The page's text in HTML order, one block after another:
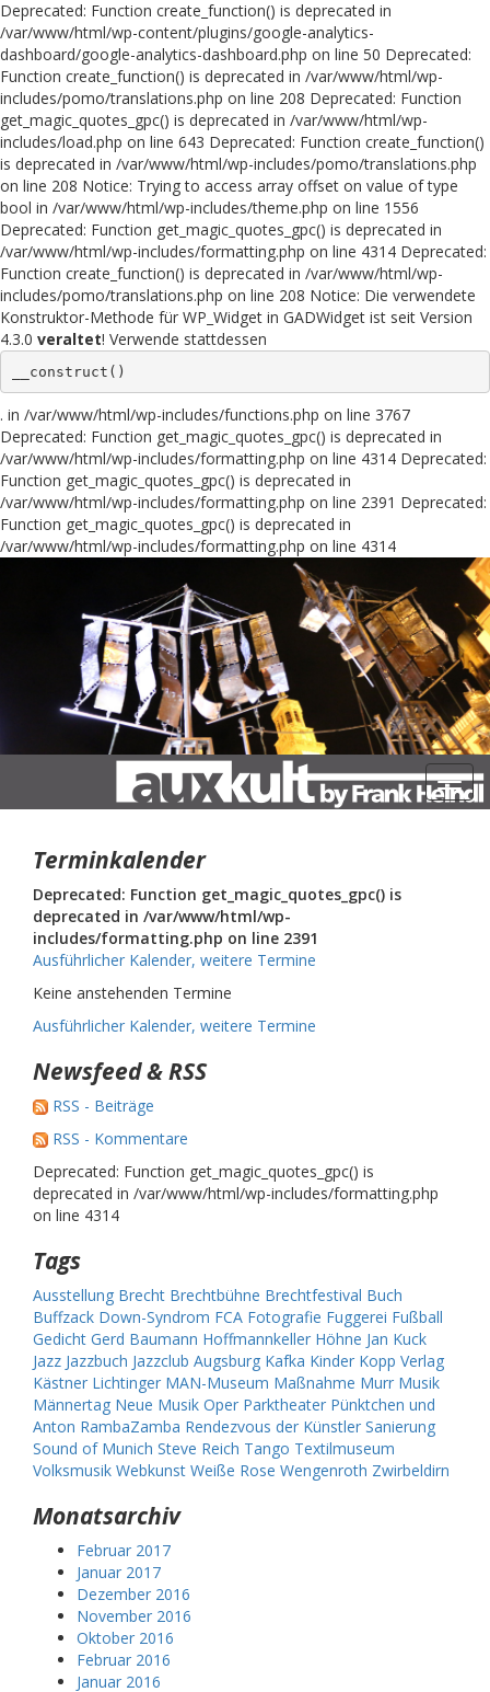
Deprecated: Function create_function() is deprecated in
/var/www/html/wp-content/plugins/google-analytics-
dashboard/google-analytics-dashboard.php on line 50 Deprecated:
Function create_function() is deprecated in /var/www/html/wp-
includes/pomo/translations.php on line 208 Deprecated: Function
get_magic_quotes_gpc() is deprecated in /var/www/html/wp-
includes/load.php on line 643 Deprecated: Function create_function()
is deprecated in /var/www/html/wp-includes/pomo/translations.php
on line 208 Notice: Trying to access array offset on value of type
bool in /var/www/html/wp-includes/theme.php on line 1556
Deprecated: Function get_magic_quotes_gpc() is deprecated in
/var/www/html/wp-includes/formatting.php on line 4314 Deprecated:
Function create_function() is deprecated in /var/www/html/wp-
includes/pomo/translations.php on line 208 Notice: Die verwendete
Konstruktor-Methode für WP_Widget in GADWidget ist seit Version
4.3.0 veraltet! Verwende stattdessen
__construct()
. in /var/www/html/wp-includes/functions.php on line 3767
Deprecated: Function get_magic_quotes_gpc() is deprecated in
/var/www/html/wp-includes/formatting.php on line 4314 Deprecated:
Function get_magic_quotes_gpc() is deprecated in
/var/www/html/wp-includes/formatting.php on line 2391 Deprecated:
Function get_magic_quotes_gpc() is deprecated in
/var/www/html/wp-includes/formatting.php on line 4314
Terminkalender
Deprecated: Function get_magic_quotes_gpc() is
deprecated in /var/www/html/wp-
includes/formatting.php on line 2391
Ausführlicher Kalender, weitere Termine
Keine anstehenden Termine
Ausführlicher Kalender, weitere Termine
Newsfeed & RSS
RSS - Beiträge
RSS - Kommentare
Deprecated: Function get_magic_quotes_gpc() is
deprecated in /var/www/html/wp-includes/formatting.php
on line 4314
Tags
Ausstellung Brecht Brechtbühne Brechtfestival Buch
Buffzack Down-Syndrom FCA Fotografie Fuggerei Fußball
Gedicht Gerd Baumann Hoffmannkeller Höhne Jan Kuck
Jazz Jazzbuch Jazzclub Augsburg Kafka Kinder Kopp Verlag
Kästner Lichtinger MAN-Museum Maßnahme Murr Musik
Männertag Neue Musik Oper Parktheater Pünktchen und
Anton RambaZamba Rendezvous der Künstler Sanierung
Sound of Munich Steve Reich Tango Textilmuseum
Volksmusik Webkunst Weiße Rose Wengenroth Zwirbeldirn
Monatsarchiv
Februar 2017
Januar 2017
Dezember 2016
November 2016
Oktober 2016
Februar 2016
Januar 2016